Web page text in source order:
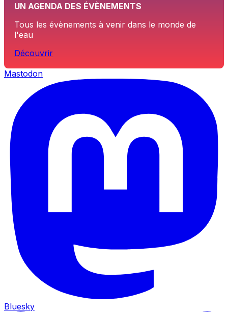
UN AGENDA DES ÉVÈNEMENTS
Tous les évènements à venir dans le monde de
l'eau
Découvrir
Mastodon
Bluesky